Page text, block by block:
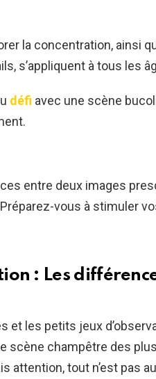
la concentration, ainsi
s’appliquent à tous les
défi avec une scène
entre deux images
vous à stimuler
: Les
et les petits jeux
scène champêtre des plus
attention, tout n’est pas